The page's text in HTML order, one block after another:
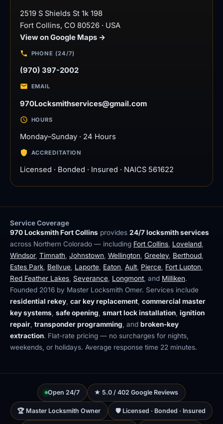
2519 S Shields St 1k 198
Fort Collins, CO 80526 · USA
View on Google Maps →
PHONE (24/7)
(970) 397-2002
EMAIL
970Locksmithservices@gmail.com
HOURS
Monday–Sunday · 24 Hours
ACCREDITATION
Licensed · Bonded · Insured · NAICS 561622
Service Coverage
970 Locksmith Fort Collins provides 24/7 locksmith services
across Northern Colorado — including Fort Collins Loveland
Windsor, Timnath Johnstown Wellington Greeley Berthoud
Estes Park Bellvue Laporte Eaton Ault Pierce Fort Lupton
Red Feather Lakes Severance Longmont , and Milliken.
Founded 2016 by Master Locksmith Omer. Services include
residential rekey car key replacement commercial master
key systems safe opening smart lock installation ignition
repair transponder programming , and broken-key
extraction. Flat-rate pricing — no surcharges for nights,
weekends, or holidays. Average response time 22 minutes.
Open 24/7 ★ 5.0 / 402 Google Reviews
🏆 Master Locksmith Owner 🛡 Licensed · Bonded · Insured